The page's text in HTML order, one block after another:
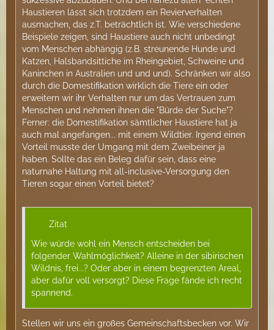
Haustieren lässt sich trotzdem ein Revierverhalten
ausmachen, das z.T. beträchtlich ist. Wie verschiedene
Beispiele zeigen, sind Haustiere auch nicht unbedingt
vom Menschen abhängig (z.B. streunende Hunde und
Katzen, Halsbandsittiche im Rheingebiet, Schweine und
Kaninchen in Australien und und und). Schränken wir also
durch die Domestifikation wirklich die Tiere ein oder
erweitern wir ihr Verhalten nur um das Vertrauen zum
Menschen und nehmen ihnen die "Bürde der Suche"?
Ferner: die Domestifikation sämtlicher Haustiere hat ja
auch mal angefangen... mit einem Wildtier. Irgend einen
Vorteil musste der Umgang mit dem Zweibeiner ja
haben. Sollte das ein Beleg dafür sein, dass eine
naturnahe Haltung mit all-inclusive-Versorgung den
Tieren sogar einen Vorteil bietet?
Zitat
Wie würde wohl ein Mensch entscheiden bei
folgender Wahlmöglichkeit? Alleine in der sibirischen
Wildnis, frei...? Oder aber in einem begrenzten Areal,
aber dafür voll versorgt? Diese Frage fände ich recht
spannend.
Stellen wir uns ein großes Gemeinschaftsbecken vor. Wir